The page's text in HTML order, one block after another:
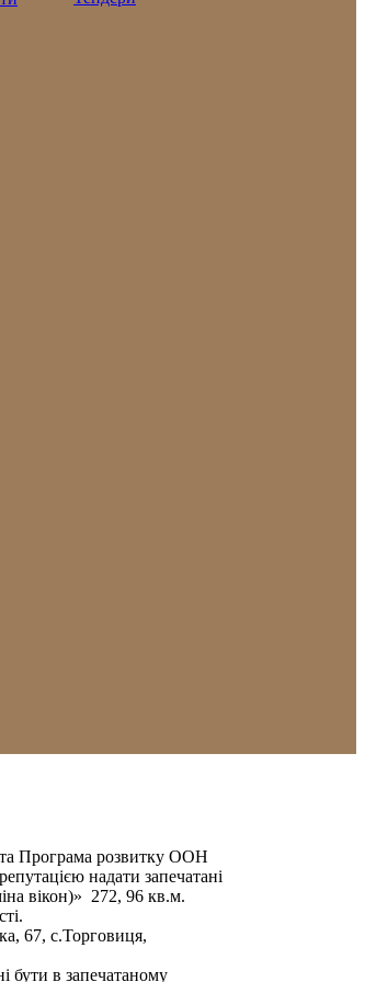
та Програма розвитку ООН
надати запечатані
вікон)» 272, 96 кв.м.
67, с.Торговиця,
бути в запечатаному